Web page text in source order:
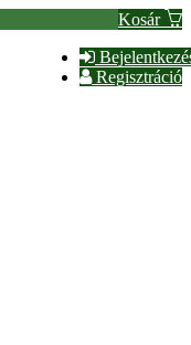
Kosár
Regisztráció